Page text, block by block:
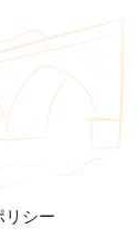
リシー